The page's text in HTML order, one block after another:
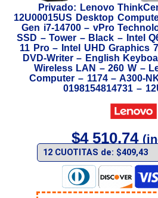
Privado: Lenovo
12U00015US Desktop
Gen i7-14700 – vPro
SSD – Tower – Black – Intel
11 Pro – Intel UHD Graphics
DVD-Writer – English
Wireless LAN – 260 W –
Computer – 1174 – A300-
0198154814731 –
$4 510,74